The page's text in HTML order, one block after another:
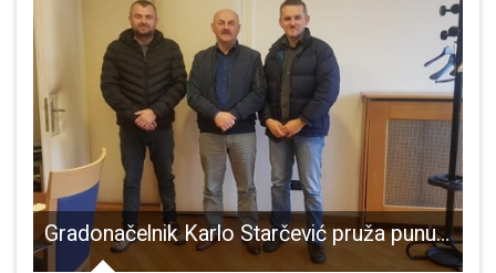
Gradonačelnik Karlo Starčević pruža punu podršku promicanju zrakoplovstva kao sporta